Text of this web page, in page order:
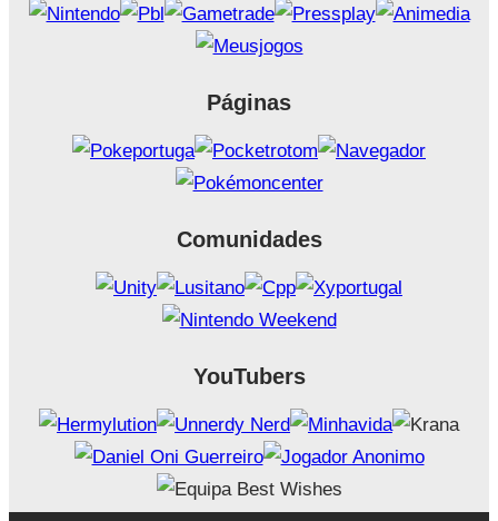
Páginas
Comunidades
YouTubers